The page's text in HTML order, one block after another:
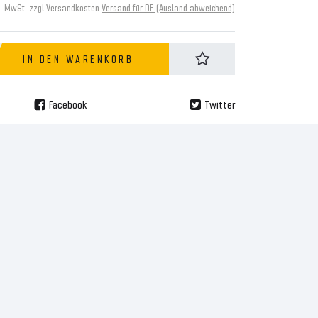
MwSt. zzgl. Versandkosten Versand für DE (Ausland abweichend)
IN DEN WARENKORB
Facebook Twitter